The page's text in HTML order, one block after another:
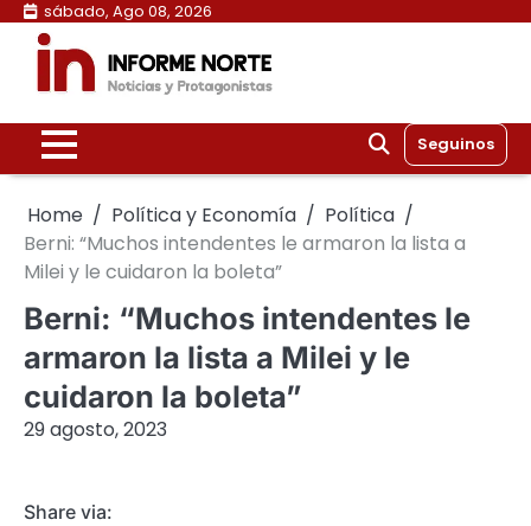
Skip
content
sábado, Ago 08, 2026
Seguinos
Home Política y Economía
Política
Berni: “Muchos intendentes le armaron la lista a
Milei y le cuidaron la boleta”
Berni: “Muchos intendentes le
armaron la lista a Milei y le
cuidaron la boleta”
29 agosto, 2023
Share via: